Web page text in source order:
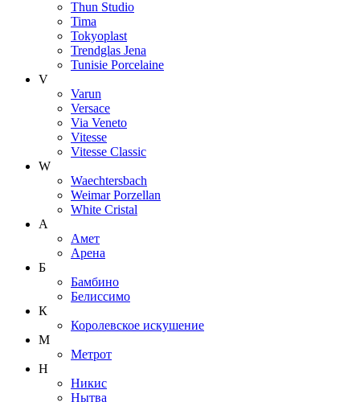
Thun Studio
Tima
Tokyoplast
Trendglas Jena
Tunisie Porcelaine
V
Varun
Versace
Via Veneto
Vitesse
Vitesse Classic
W
Waechtersbach
Weimar Porzellan
White Cristal
А
Амет
Арена
Б
Бамбино
Белиссимо
К
Королевское искушение
М
Метрот
Н
Никис
Нытва